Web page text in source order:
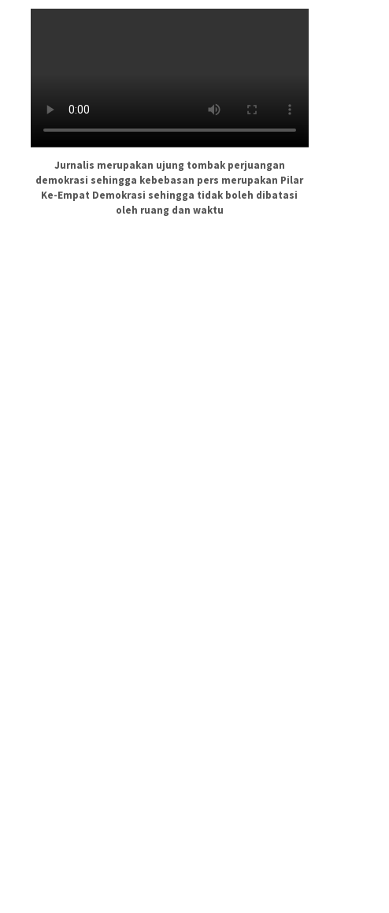
Jurnalis merupakan ujung tombak perjuangan
demokrasi sehingga kebebasan pers merupakan Pilar
Ke-Empat Demokrasi sehingga tidak boleh dibatasi
oleh ruang dan waktu